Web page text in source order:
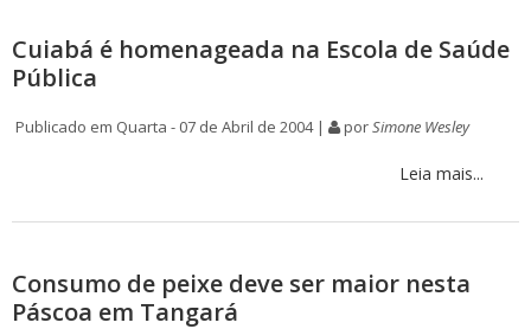
Cuiabá é homenageada na Escola de Saúde
Pública
Publicado em Quarta - 07 de Abril de 2004 | porSimone Wesley
Leia mais...
Consumo de peixe deve ser maior nesta
Páscoa em Tangará